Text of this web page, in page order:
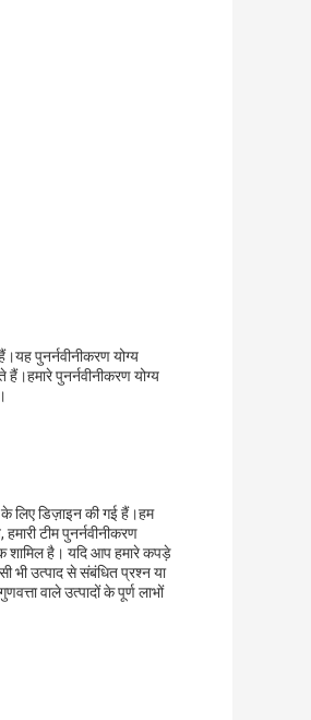
पुनर्नवीनीकरण योग्य
पुनर्नवीनीकरण योग्य
लिए डिज़ाइन की गई हैं।हम
टीम पुनर्नवीनीकरण
शामिल है। यदि आप हमारे कपड़े
भी उत्पाद से संबंधित प्रश्न या
वाले उत्पादों के पूर्ण लाभों